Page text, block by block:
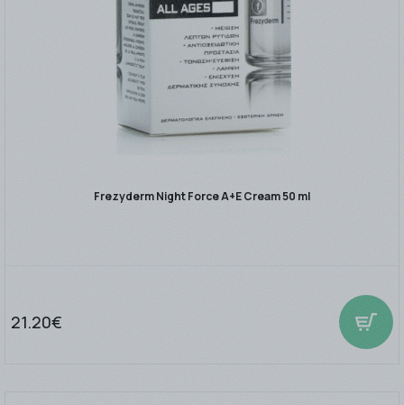
Frezyderm Night Force A+E Cream 50 ml
21.20€